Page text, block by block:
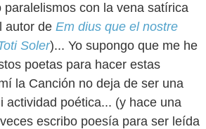
paralelismos con la vena satírica
autor de Em dius que el nostre
Soler)... Yo supongo que me he
poetas para hacer estas
la Canción no deja de ser una
actividad poética... (y hace una
escribo poesía para ser leída